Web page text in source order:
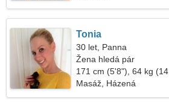
Tonia
30 let, Panna
Žena hledá pár
171 cm (5'8"), 64 kg
Masáž, Házená